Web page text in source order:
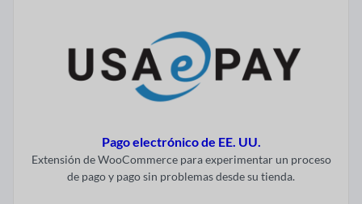
Pago electrónico de EE. UU.
Extensión de WooCommerce para experimentar un proceso
de pago y pago sin problemas desde su tienda.